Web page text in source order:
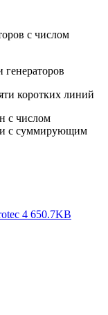
с числом
коротких линий
с числом
с суммирующим
4 650.7KB